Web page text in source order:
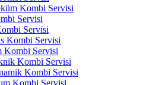
Kombi Servisi
Servisi
Servisi
Kombi Servisi
Kombi Servisi
Kombi Servisi
Kombi Servisi
Kombi Servisi